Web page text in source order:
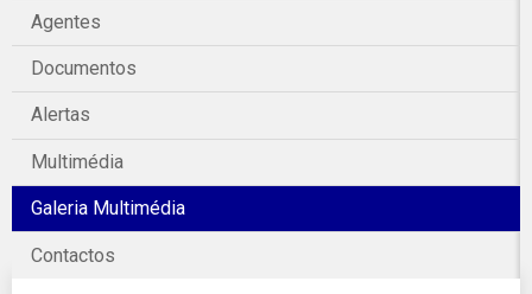
Agentes
Documentos
Alertas
Multimédia
Galeria Multimédia
Contactos